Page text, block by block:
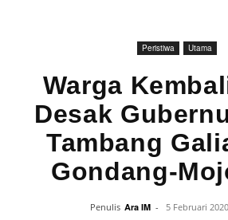
Peristiwa Utama
Warga
Desak
Tambang
Gondang-
Penulis Ara IM - 5 Februari 2020